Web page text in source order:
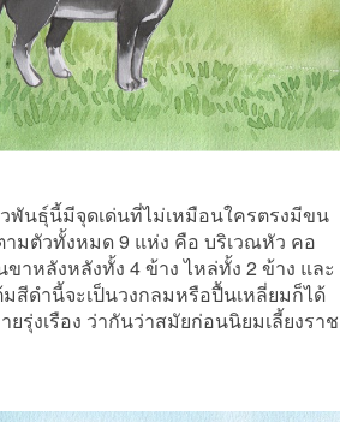
พันธุ์นี้มีจุดเด่นที่ไม่เหมือนใครตรงมีขน
มตัวทั้งหมด 9 แห่ง คือ บริเวณหัว คอ
าหลังหลังทั้ง 4 ข้าง ไหล่ทั้ง 2 ข้าง และ
ดำนี้จะเป็นวงกลมหรือปื้นเหลี่ยมก็ได้
ยรุ่งเรือง ว่ากันว่าสมัยก่อนนิยมเลี้ยงราช